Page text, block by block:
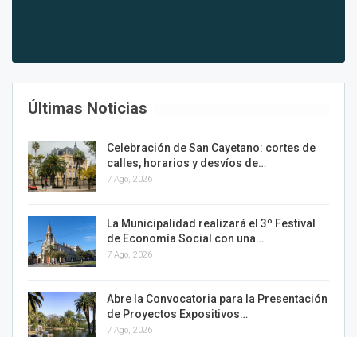
Últimas Noticias
Celebración de San Cayetano: cortes de
calles, horarios y desvíos de…
7 Ago, 2026
La Municipalidad realizará el 3º Festival
de Economía Social con una…
7 Ago, 2026
Abre la Convocatoria para la Presentación
de Proyectos Expositivos…
7 Ago, 2026